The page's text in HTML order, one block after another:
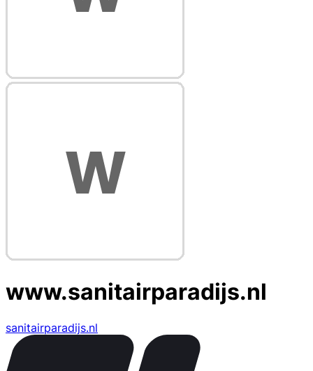
www.sanitairparadijs.nl
sanitairparadijs.nl